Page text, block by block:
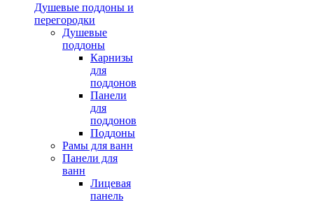
Душевые поддоны и
перегородки
Душевые
поддоны
Карнизы
для
поддонов
Панели
для
поддонов
Поддоны
Рамы для ванн
Панели для
ванн
Лицевая
панель